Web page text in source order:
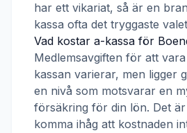
har ett vikariat, så är en
kassa ofta det tryggaste
Vad kostar a-kassa för
Medlemsavgiften för att vara
kassan varierar, men ligger
en nivå som motsvarar en
försäkring för din lön. Det
komma ihåg att kostnaden